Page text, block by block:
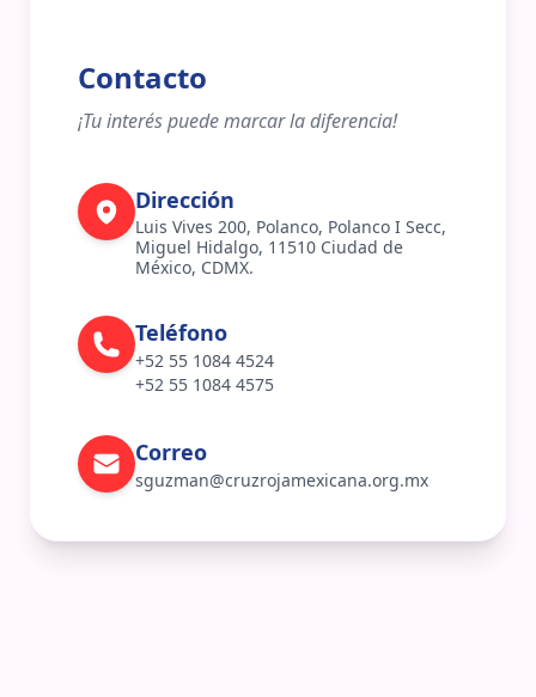
Contacto
¡Tu interés puede marcar la diferencia!
Dirección
Luis Vives 200, Polanco, Polanco I Secc,
Miguel Hidalgo, 11510 Ciudad de
México, CDMX.
Teléfono
+52 55 1084 4524
+52 55 1084 4575
Correo
sguzman@cruzrojamexicana.org.mx